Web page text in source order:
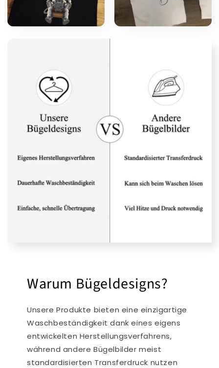
Warum Bügeldesigns?
Unsere Produkte bieten eine einzigartige
Waschbeständigkeit dank eines eigens
entwickelten Herstellungsverfahrens,
während andere Bügelbilder meist
standardisierten Transferdruck nutzen